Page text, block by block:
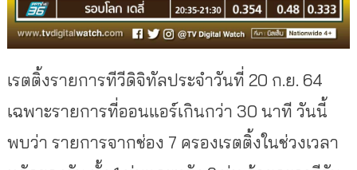
เรตติ้งรายการทีวีดิจิทัลประจำวันที่ 20 ก.ย. 64
เฉพาะรายการที่ออนแอร์เกินกว่า 30 นาที วันนี้
พบว่า รายการจากช่อง 7 ครองเรตติ้งในช่วงเวลา